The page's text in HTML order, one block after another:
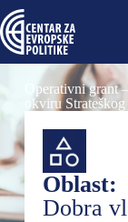
Operativni grant
okviru
Oblast:
Dobra